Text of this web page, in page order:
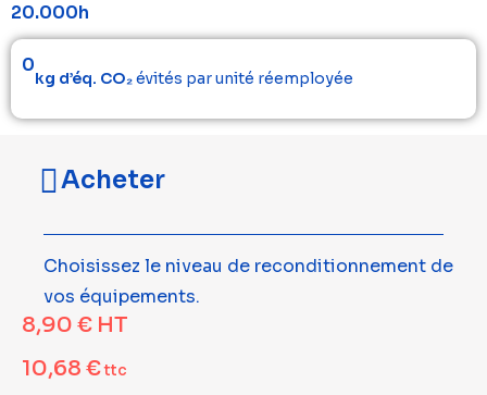
20.000h
0
kg d’éq. CO₂évités par unité réemployée
Acheter
Choisissez le niveau de reconditionnement de
vos équipements.
8,90 € HT
10,68 €ttc